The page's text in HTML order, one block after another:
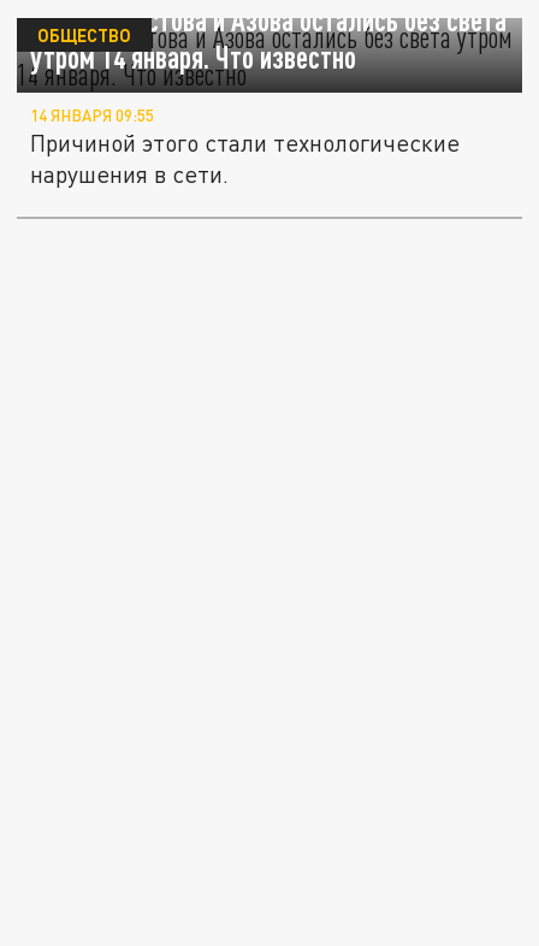
Жители Ростова и Азова остались без света
утром 14 января. Что известно
ОБЩЕСТВО
14 ЯНВАРЯ 09:55
Причиной этого стали технологические
нарушения в сети.